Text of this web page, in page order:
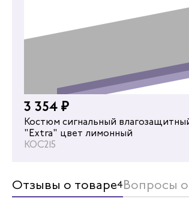
3 354 ₽
Костюм сигнальный
"Extra" цвет лимонный
КОС215
Отзывы о товаре4Вопросы